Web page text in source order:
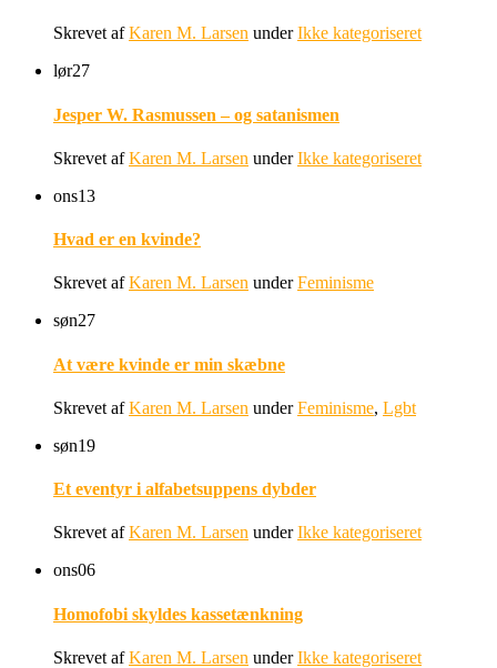
Skrevet afKaren M. Larsen underIkke kategoriseret
lør27
Jesper W. Rasmussen – og satanismen
Skrevet afKaren M. Larsen underIkke kategoriseret
ons13
Hvad er en kvinde?
Skrevet afKaren M. Larsen underFeminisme
søn27
At være kvinde er min skæbne
Skrevet afKaren M. Larsen underFeminisme, Lgbt
søn19
Et eventyr i alfabetsuppens dybder
Skrevet afKaren M. Larsen underIkke kategoriseret
ons06
Homofobi skyldes kassetænkning
Skrevet afKaren M. Larsen underIkke kategoriseret